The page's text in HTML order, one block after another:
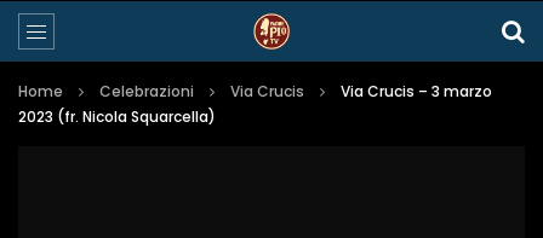
Home Celebrazioni Via Crucis
Via Crucis – 3 marzo
2023 (fr. Nicola Squarcella)